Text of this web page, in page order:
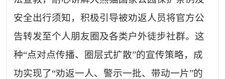
安全出行须知，积极引导被劝返人员将官方公
告转发至个人朋友圈及各类户外徒步社群。这
种“点对点传播、圈层式扩散”的宣传策略，成
功实现了“劝返一人、警示一批、带动一片”的